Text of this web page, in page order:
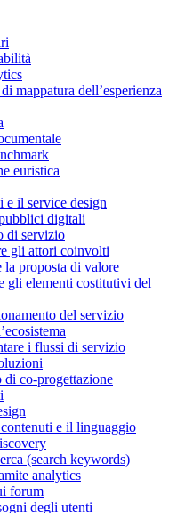
mappatura dell’esperienza
euristica
e il service design
digitali
di servizio
gli attori coinvolti
la proposta di valore
gli elementi costitutivi del
del servizio
i flussi di servizio
di co-progettazione
e il linguaggio
(search keywords)
analytics
forum
degli utenti